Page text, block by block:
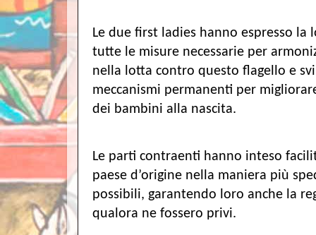
Le due first ladies hanno espresso
tutte le misure necessarie per
nella lotta contro questo flagello e
meccanismi permanenti per
dei bambini alla nascita.
Le parti contraenti hanno inteso
paese d’origine nella maniera più
possibili, garantendo loro anche la
qualora ne fossero privi.